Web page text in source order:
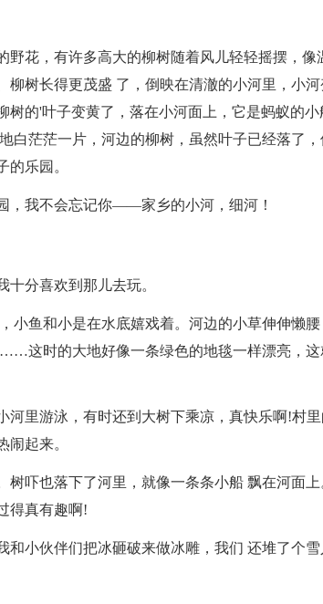
野花，有许多高大的柳树随着风儿轻轻摇摆，像
柳树长得更茂盛 了，倒映在清澈的小河里，小
树的'叶子变黄了，落在小河面上，它是蚂蚁的
白茫茫一片，河边的柳树，虽然叶子已经落了
的乐园。
，我不会忘记你——家乡的小河，细河！
分喜欢到那儿去玩。
小鱼和小是在水底嬉戏着。河边的小草伸伸懒
这时的大地好像一条绿色的地毯一样漂亮，这
河里游泳，有时还到大树下乘凉，真快乐啊!村
闹起来。
树吓也落下了河里，就像一条条小船 飘在河面
得真有趣啊!
和小伙伴们把冰砸破来做冰雕，我们 还堆了个